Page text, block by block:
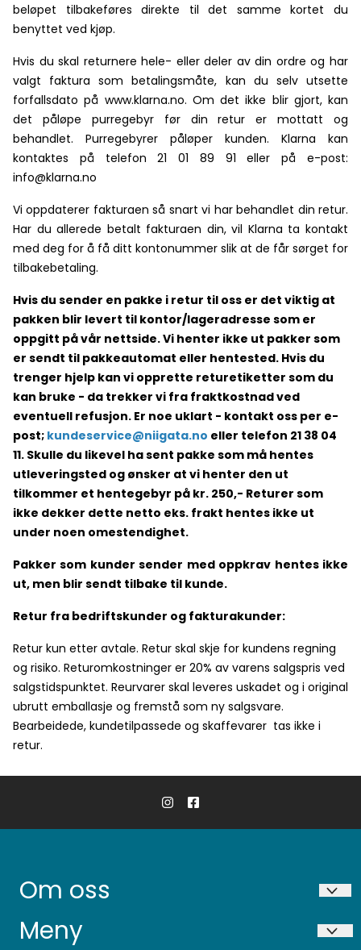
beløpet tilbakeføres direkte til det samme kortet du
benyttet ved kjøp.
Hvis du skal returnere hele- eller deler av din ordre og har
valgt faktura som betalingsmåte, kan du selv utsette
forfallsdato på www.klarna.no. Om det ikke blir gjort, kan
det påløpe purregebyr før din retur er mottatt og
behandlet. Purregebyrer påløper kunden. Klarna kan
kontaktes på telefon 21 01 89 91 eller på e-post:
info@klarna.no
Vi oppdaterer fakturaen så snart vi har behandlet din retur.
Har du allerede betalt fakturaen din, vil Klarna ta kontakt
med deg for å få ditt kontonummer slik at de får sørget for
tilbakebetaling.
Hvis du sender en pakke i retur til oss er det viktig at
pakken blir levert til kontor/lageradresse som er
oppgitt på vår nettside. Vi henter ikke ut pakker som
er sendt til pakkeautomat eller hentested. Hvis du
trenger hjelp kan vi opprette returetiketter som du
kan bruke - da trekker vi fra fraktkostnad ved
eventuell refusjon. Er noe uklart - kontakt oss per e-
post; kundeservice@niigata.no eller telefon 21 38 04
11. Skulle du likevel ha sent pakke som må hentes
utleveringsted og ønsker at vi henter den ut
tilkommer et hentegebyr på kr. 250,- Returer som
ikke dekker dette netto eks. frakt hentes ikke ut
under noen omestendighet.
Pakker som kunder sender med oppkrav hentes ikke
ut, men blir sendt tilbake til kunde.
Retur fra bedriftskunder og fakturakunder:
Retur kun etter avtale. Retur skal skje for kundens regning
og risiko. Returomkostninger er 20% av varens salgspris ved
salgstidspunktet. Reurvarer skal leveres uskadet og i original
ubrutt emballasje og fremstå som ny salgsvare.
Bearbeidede, kundetilpassede og skaffevarer tas ikke i
retur.
Om oss
Niigata AS
Meny